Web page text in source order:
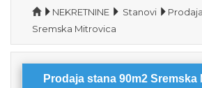
NEKRETNINE Stanovi
Sremska Mitrovica
Prodaja stana 90m2 Sremska